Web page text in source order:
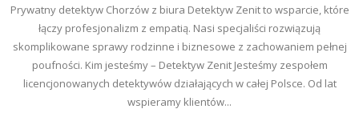
Prywatny detektyw Chorzów z biura Detektyw Zenit to wsparcie, które
łączy profesjonalizm z empatią. Nasi specjaliści rozwiązują
skomplikowane sprawy rodzinne i biznesowe z zachowaniem pełnej
poufności. Kim jesteśmy – Detektyw Zenit Jesteśmy zespołem
licencjonowanych detektywów działających w całej Polsce. Od lat
wspieramy klientów...